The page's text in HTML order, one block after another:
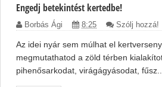
Engedj betekintést kertedbe!
Borbás Ági 8:25 Szólj hozzá!
Az idei nyár sem múlhat el
megmutathatod a zöld térben
pihenősarkodat, virágágyásodat,